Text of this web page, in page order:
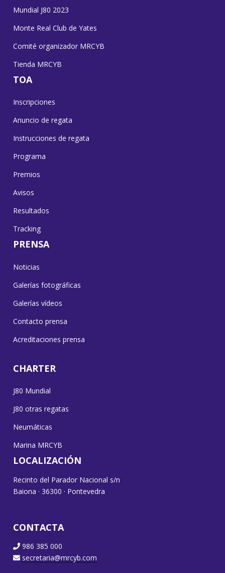
Mundial J80 2023
Monte Real Club de Yates
Comité organizador MRCYB
Tienda MRCYB
TOA
Inscripciones
Anuncio de regata
Instrucciones de regata
Programa
Premios
Avisos
Resultados
Tracking
PRENSA
Noticias
Galerías fotográficas
Galerías vídeos
Contacto prensa
Acreditaciones prensa
CHARTER
J80 Mundial
J80 otras regatas
Neumáticas
Marina MRCYB
LOCALIZACIÓN
Recinto del Parador Nacional s/n
Baiona · 36300 · Pontevedra
CONTACTA
986 385 000
secretaria@mrcyb.com